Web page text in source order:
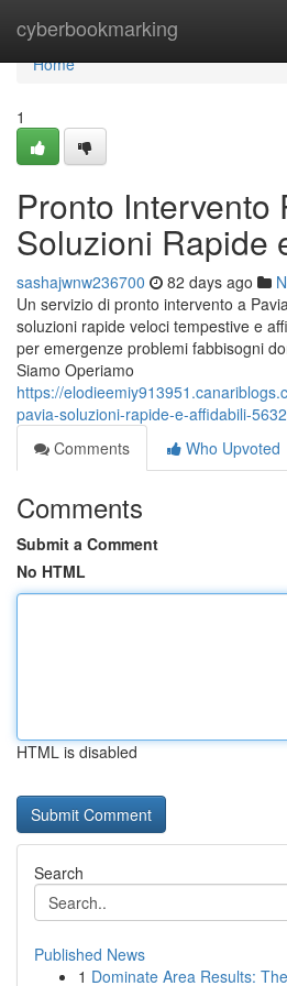
cyberbookmarking
Home
Home
1
Pronto Intervento
Soluzioni Rapide
sashajwnw236700 82 days ago
Un servizio di pronto intervento a
soluzioni rapide veloci tempestive e
per emergenze problemi fabbisogni
Siamo Operiamo
https://
pavia-soluzioni-rapide-e-affidabili-
Comments
Who Upvoted
Comments
Submit a Comment
No HTML
HTML is disabled
Search
Published News
1 Dominate Area Results: